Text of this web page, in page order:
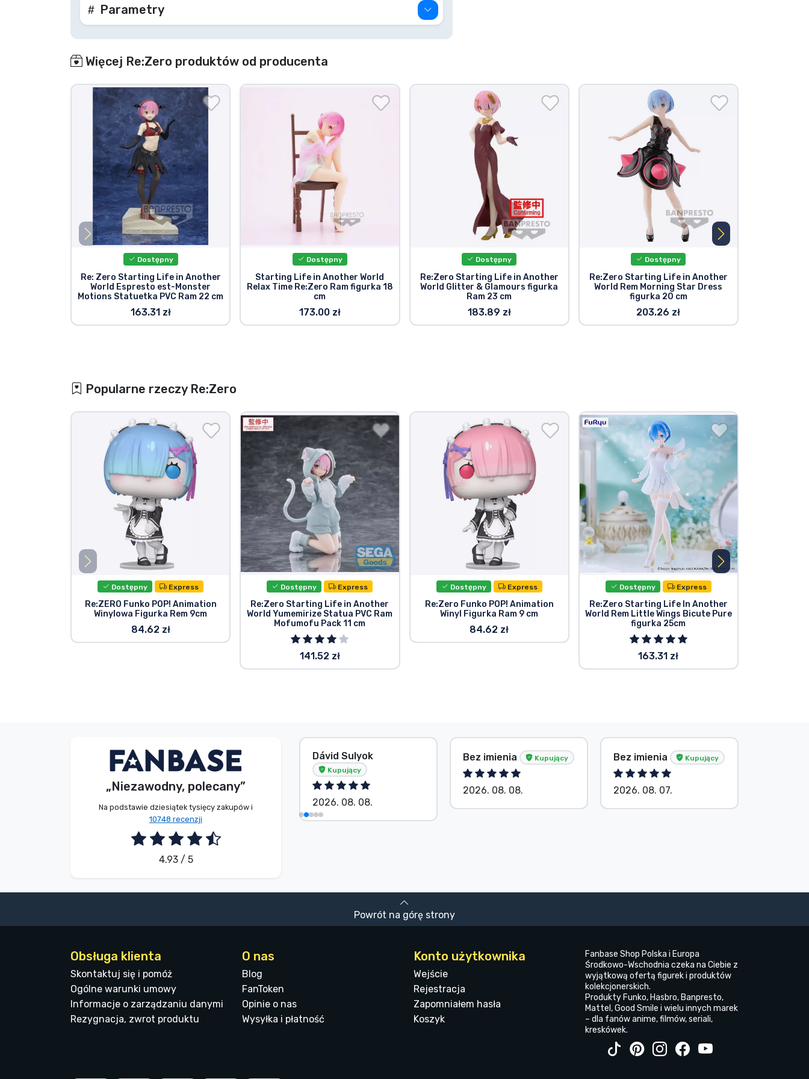
Parametry
Więcej Re:Zero produktów od producenta
Dostępny
Re: Zero Starting Life in Another
World Espresto est-Monster
Motions Statuetka PVC Ram 22 cm
163.31 zł
Dostępny
Starting Life in Another World
Relax Time Re:Zero Ram figurka 18
cm
173.00 zł
Dostępny
Re:Zero Starting Life in Another
World Glitter & Glamours figurka
Ram 23 cm
183.89 zł
Dostępny
Re:Zero Starting Life in Another
World Rem Morning Star Dress
figurka 20 cm
203.26 zł
Popularne rzeczy Re:Zero
Dostępny Express
Re:ZERO Funko POP! Animation
Winylowa Figurka Rem 9cm
84.62 zł
Dostępny Express
Re:Zero Starting Life in Another
World Yumemirize Statua PVC Ram
Mofumofu Pack 11 cm
141.52 zł
Dostępny Express
Re:Zero Funko POP! Animation
Winyl Figurka Ram 9 cm
84.62 zł
Dostępny Express
Re:Zero Starting Life In Another
World Rem Little Wings Bicute Pure
figurka 25cm
163.31 zł
„Niezawodny, polecany”
Na podstawie dziesiątek tysięcy zakupów i
10748 recenzji
4.93 / 5
Bez imienia Kupujący
2026. 08. 08.
Dávid Sulyok
Kupujący
2026. 08. 08.
Bez imienia Kupujący
2026. 08. 08.
Bez imienia Kupujący
2026. 08. 07.
Powrót na górę strony
Obsługa klienta
Skontaktuj się i pomóż
Ogólne warunki umowy
Informacje o zarządzaniu danymi
Rezygnacja, zwrot produktu
O nas
Blog
FanToken
Opinie o nas
Wysyłka i płatność
Konto użytkownika
Wejście
Rejestracja
Zapomniałem hasła
Koszyk
Fanbase Shop Polska i Europa
Środkowo-Wschodnia czeka na Ciebie z
wyjątkową ofertą figurek i produktów
kolekcjonerskich.
Produkty Funko, Hasbro, Banpresto,
Mattel, Good Smile i wielu innych marek
– dla fanów anime, filmów, seriali,
kreskówek.